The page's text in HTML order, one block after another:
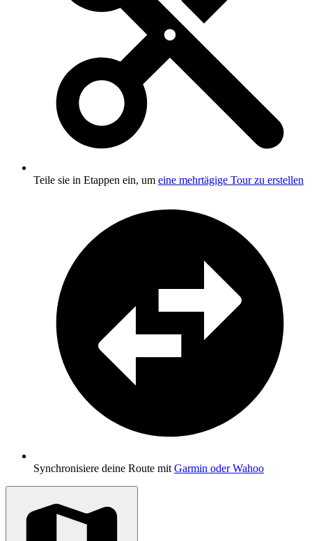
Teile sie in Etappen ein, um eine mehrtägige Tour zu erstellen
Synchronisiere deine Route mit Garmin oder Wahoo